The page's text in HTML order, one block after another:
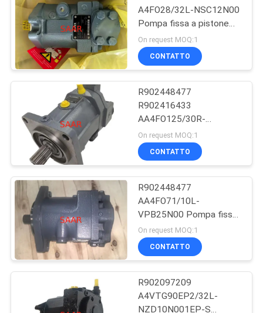
FABBRICA
CONTROLLO
DI
QUALITÀ
CONTATTICI
RICHIEDA
UNA
CITAZIONE
MAPPA
DEL
idrauliche
Elemento filtrante di
Rexroth
Pompa idraulica di
Yuken
A4FO28/32L-NSC12N00
Pompa fissa a pistone
assiale della serie A4FO
On request MOQ:1
CONTATTO
R902448477
R902416433
AA4FO125/30R-
PZB25N00 Pompa fissa
a pistone assiale della
serie A4FO
On request MOQ:1
CONTATTO
R902448477
AA4FO71/10L-
VPB25N00 Pompa fissa
a pistone assiale della
serie A4FO
On request MOQ:1
CONTATTO
R902097209
A4VTG90EP2/32L-
NZD10N001EP-S